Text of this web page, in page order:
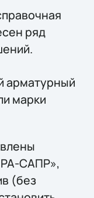
ряд
арматурный
марки
САПР»,
(без